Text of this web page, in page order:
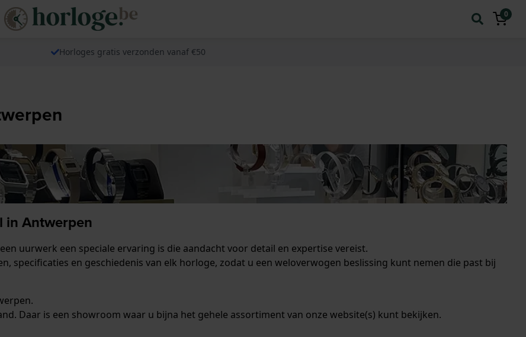
0
Horloges gratis verzonden vanaf €50
in Antwerpen
uurwerk een speciale ervaring is die aandacht voor detail en expertise vereist.
specificaties en geschiedenis van elk horloge, zodat u een weloverwogen beslissing kunt nemen die past bij
Daar is een showroom waar u bijna het gehele assortiment van onze website(s) kunt bekijken.